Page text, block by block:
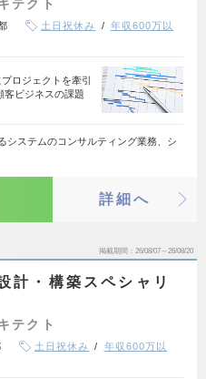
テクト
土日祝休み
年収600万以
ロジェクトを牽引
客ビジネスの課題
システムのコンサルティング業務、シ
詳細へ
掲載期間 26/08/07～26/08/20
計・構築スペシャリ
テクト
土日祝休み
年収600万以